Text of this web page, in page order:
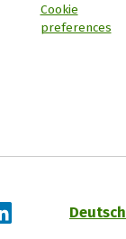
Cookie
preferences
Deutsch